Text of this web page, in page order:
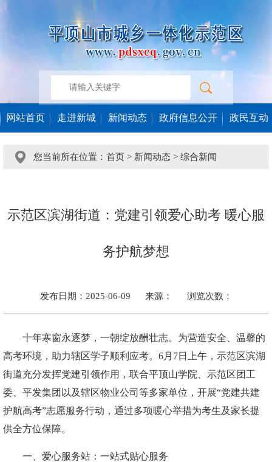
网站首页 走进新城 新闻动态 政府信息公开 政民互动
您当前所在位置： 首页 > 新闻动态 > 综合新闻
示范区滨湖街道：党建引领爱心助考 暖心服
务护航梦想
发布日期：2025-06-09 来源： 浏览次数：
十年寒窗永逐梦，一朝绽放酬壮志。为营造安全、温馨的
高考环境，助力辖区学子顺利应考。6月7日上午，示范区滨湖
街道充分发挥党建引领作用，联合平顶山学院、示范区团工
委、平发集团以及辖区物业公司等多家单位，开展“党建共建
护航高考”志愿服务行动，通过多项暖心举措为考生及家长提
供全方位保障。
一、爱心服务站：一站式贴心服务